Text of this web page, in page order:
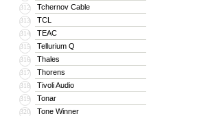
312 Tchernov Cable
313 TCL
314 TEAC
315 Tellurium Q
316 Thales
317 Thorens
318 Tivoli Audio
319 Tonar
320 Tone Winner